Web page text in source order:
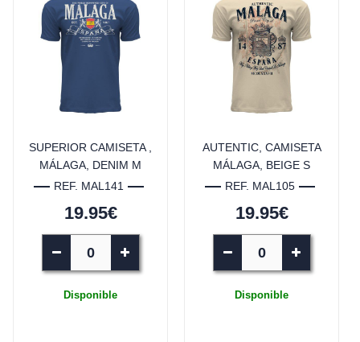
SUPERIOR CAMISETA ,
MÁLAGA, DENIM M
REF. MAL141
19.95€
Disponible
AUTENTIC, CAMISETA
MÁLAGA, BEIGE S
REF. MAL105
19.95€
Disponible